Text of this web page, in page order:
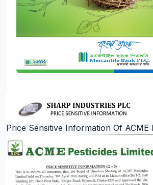
Price Sensitive Information Of ACME